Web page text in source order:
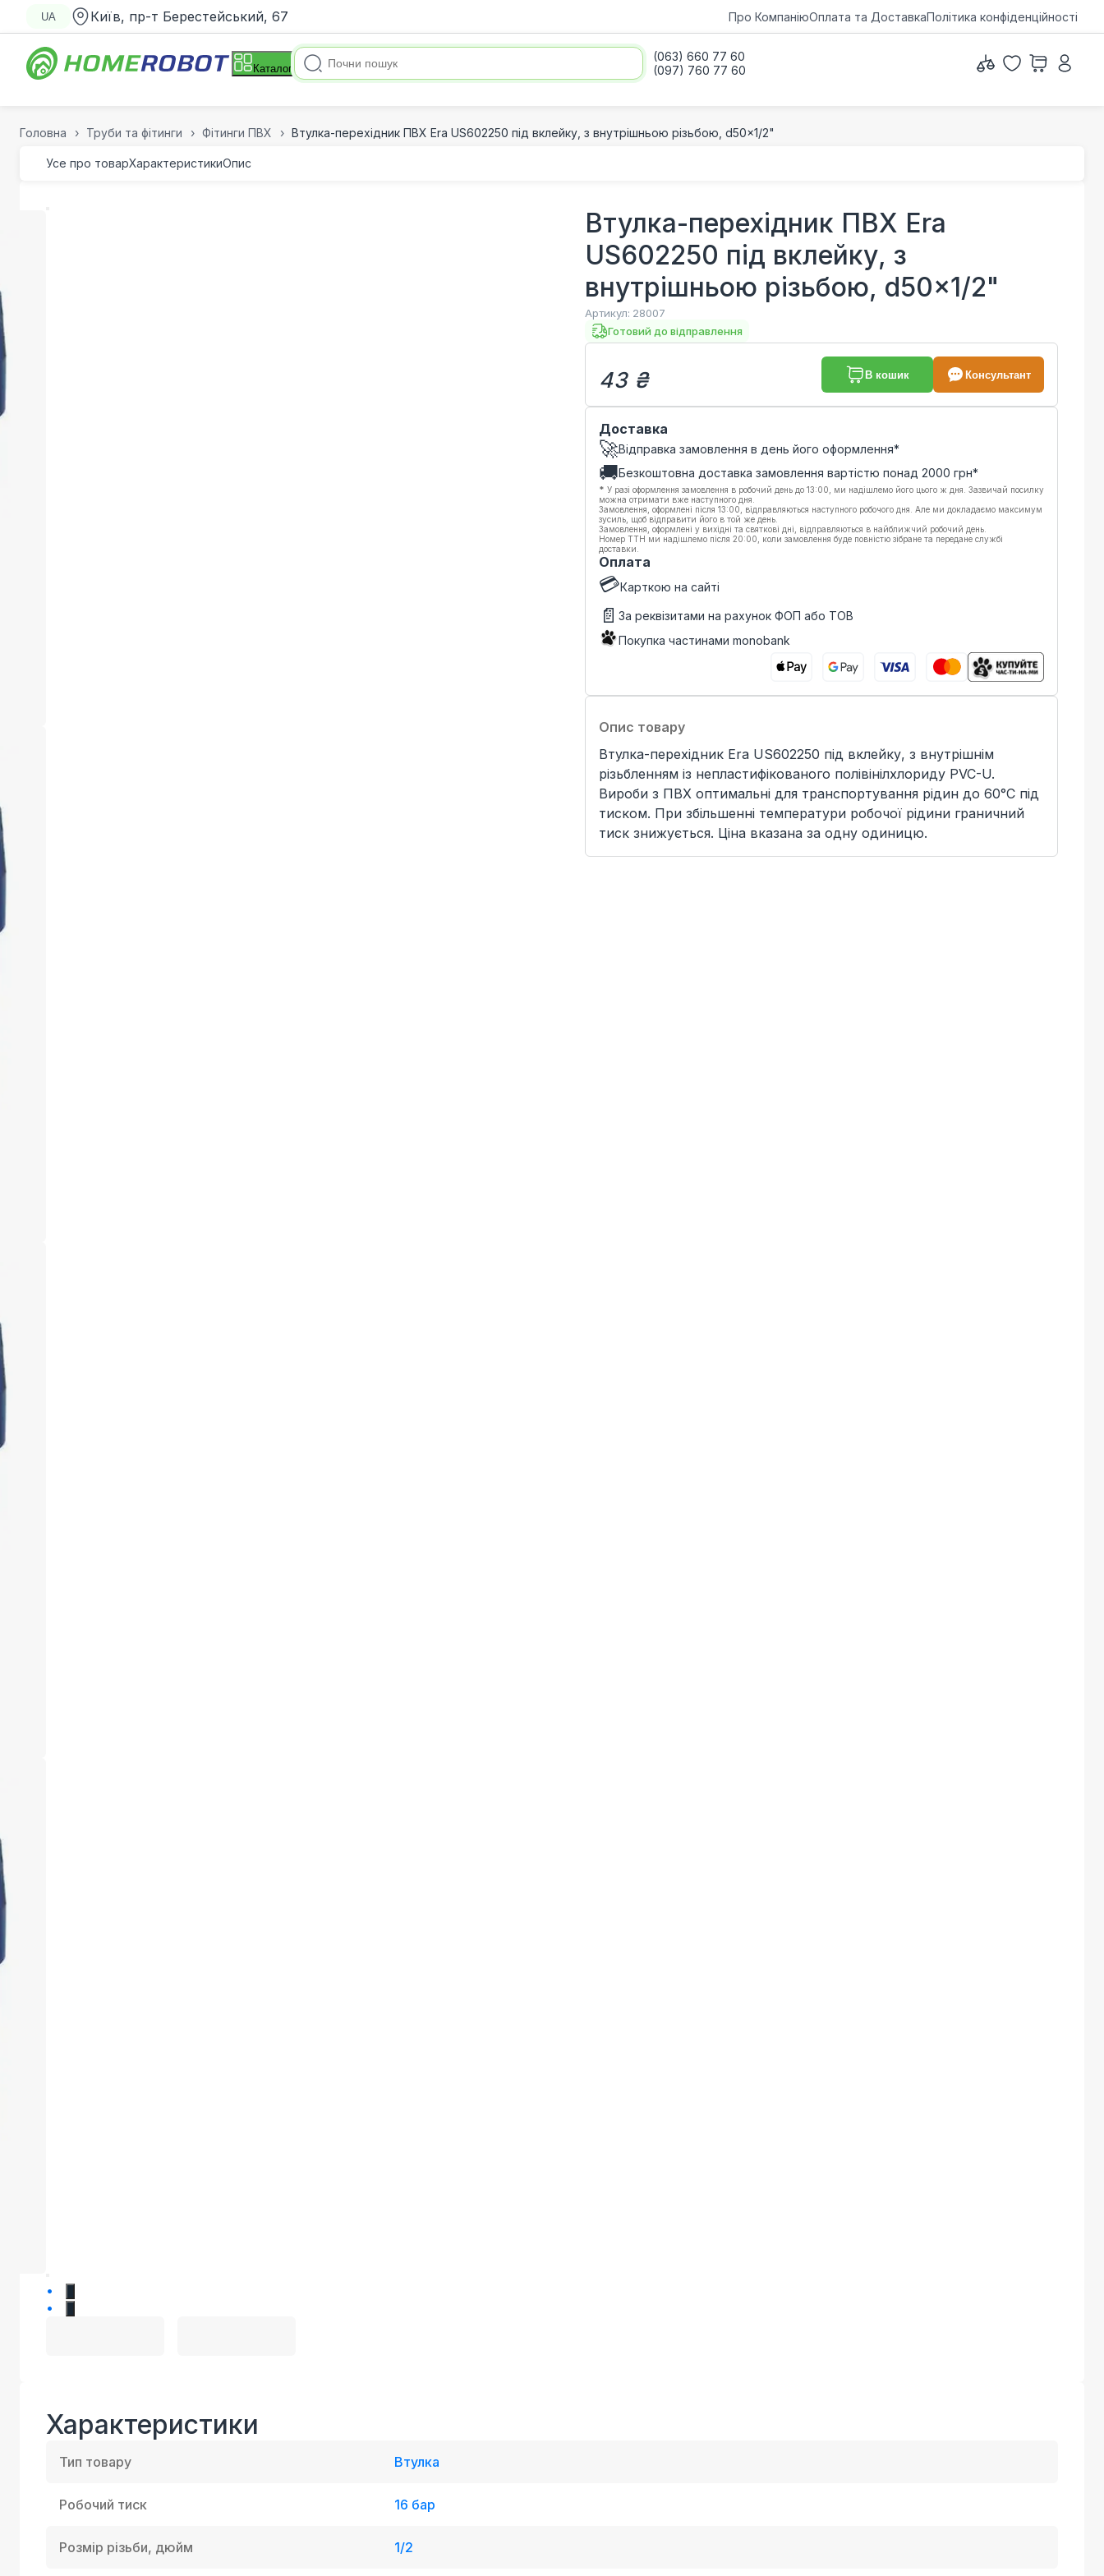
UA Київ, пр-т Берестейський, 67 Про КомпаніюОплата та ДоставкаПолітика конфіденційності
Каталог
(063) 660 77 60
(097) 760 77 60
Головна Труби та фітинги Фітинги ПВХ Втулка-перехідник ПВХ Era US602250 під вклейку, з внутрішньою різьбою, d50x1/2"
Усе про товарХарактеристикиОпис
Втулка-перехідник ПВХ Era
US602250 під вклейку, з
внутрішньою різьбою, d50x1/2"
Артикул: 28007
Готовий до відправлення
43 ₴ В кошик Консультант
Доставка
🚀Відправка замовлення в день його оформлення*
🚚Безкоштовна доставка замовлення вартістю понад 2000 грн*
* У разі оформлення замовлення в робочий день до 13:00, ми надішлемо його цього ж дня. Зазвичай посилку
можна отримати вже наступного дня.
Замовлення, оформлені після 13:00, відправляються наступного робочого дня. Але ми докладаємо максимум
зусиль, щоб відправити його в той же день.
Замовлення, оформлені у вихідні та святкові дні, відправляються в найближчий робочий день.
Номер ТТН ми надішлемо після 20:00, коли замовлення буде повністю зібране та передане службі
доставки.
Оплата
💳Карткою на сайті
📄 За реквізитами на рахунок ФОП або ТОВ
Покупка частинами monobank
Опис товару
Втулка-перехідник Era US602250 під вклейку, з внутрішнім
різьбленням із непластифікованого полівінілхлориду PVC-U.
Вироби з ПВХ оптимальні для транспортування рідин до 60°C під
тиском. При збільшенні температури робочої рідини граничний
тиск знижується. Ціна вказана за одну одиницю.
Характеристики
Тип товару Втулка
Робочий тиск 16 бар
Розмір різьби, дюйм 1/2